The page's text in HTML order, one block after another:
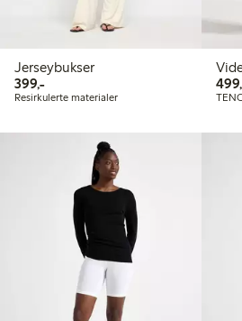
Jerseybukser
399,-399,00 kr
Resirkulerte materialer